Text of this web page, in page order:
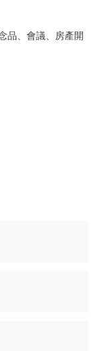
品、會議、房產開